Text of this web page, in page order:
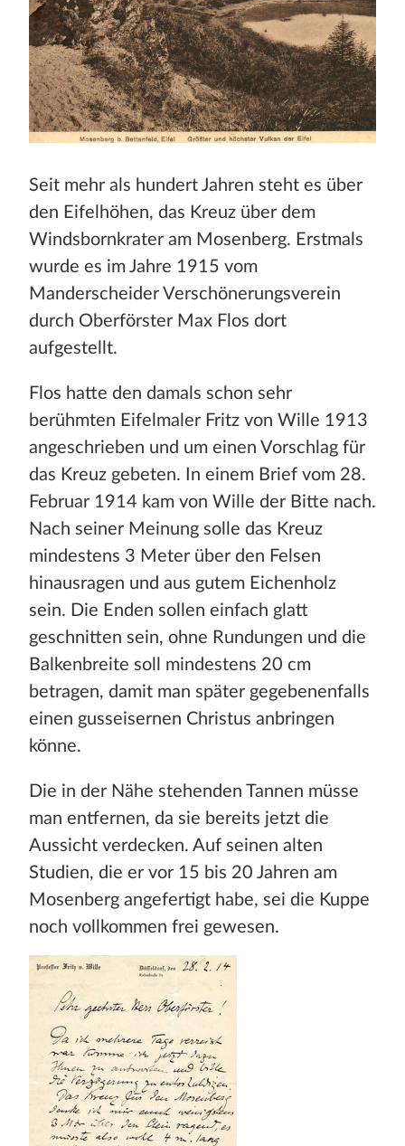
Seit mehr als hundert Jahren steht es über
den Eifelhöhen, das Kreuz über dem
Windsbornkrater am Mosenberg. Erstmals
wurde es im Jahre 1915 vom
Manderscheider Verschönerungsverein
durch Oberförster Max Flos dort
aufgestellt.
Flos hatte den damals schon sehr
berühmten Eifelmaler Fritz von Wille 1913
angeschrieben und um einen Vorschlag für
das Kreuz gebeten. In einem Brief vom 28.
Februar 1914 kam von Wille der Bitte nach.
Nach seiner Meinung solle das Kreuz
mindestens 3 Meter über den Felsen
hinausragen und aus gutem Eichenholz
sein. Die Enden sollen einfach glatt
geschnitten sein, ohne Rundungen und die
Balkenbreite soll mindestens 20 cm
betragen, damit man später gegebenenfalls
einen gusseisernen Christus anbringen
könne.
Die in der Nähe stehenden Tannen müsse
man entfernen, da sie bereits jetzt die
Aussicht verdecken. Auf seinen alten
Studien, die er vor 15 bis 20 Jahren am
Mosenberg angefertigt habe, sei die Kuppe
noch vollkommen frei gewesen.